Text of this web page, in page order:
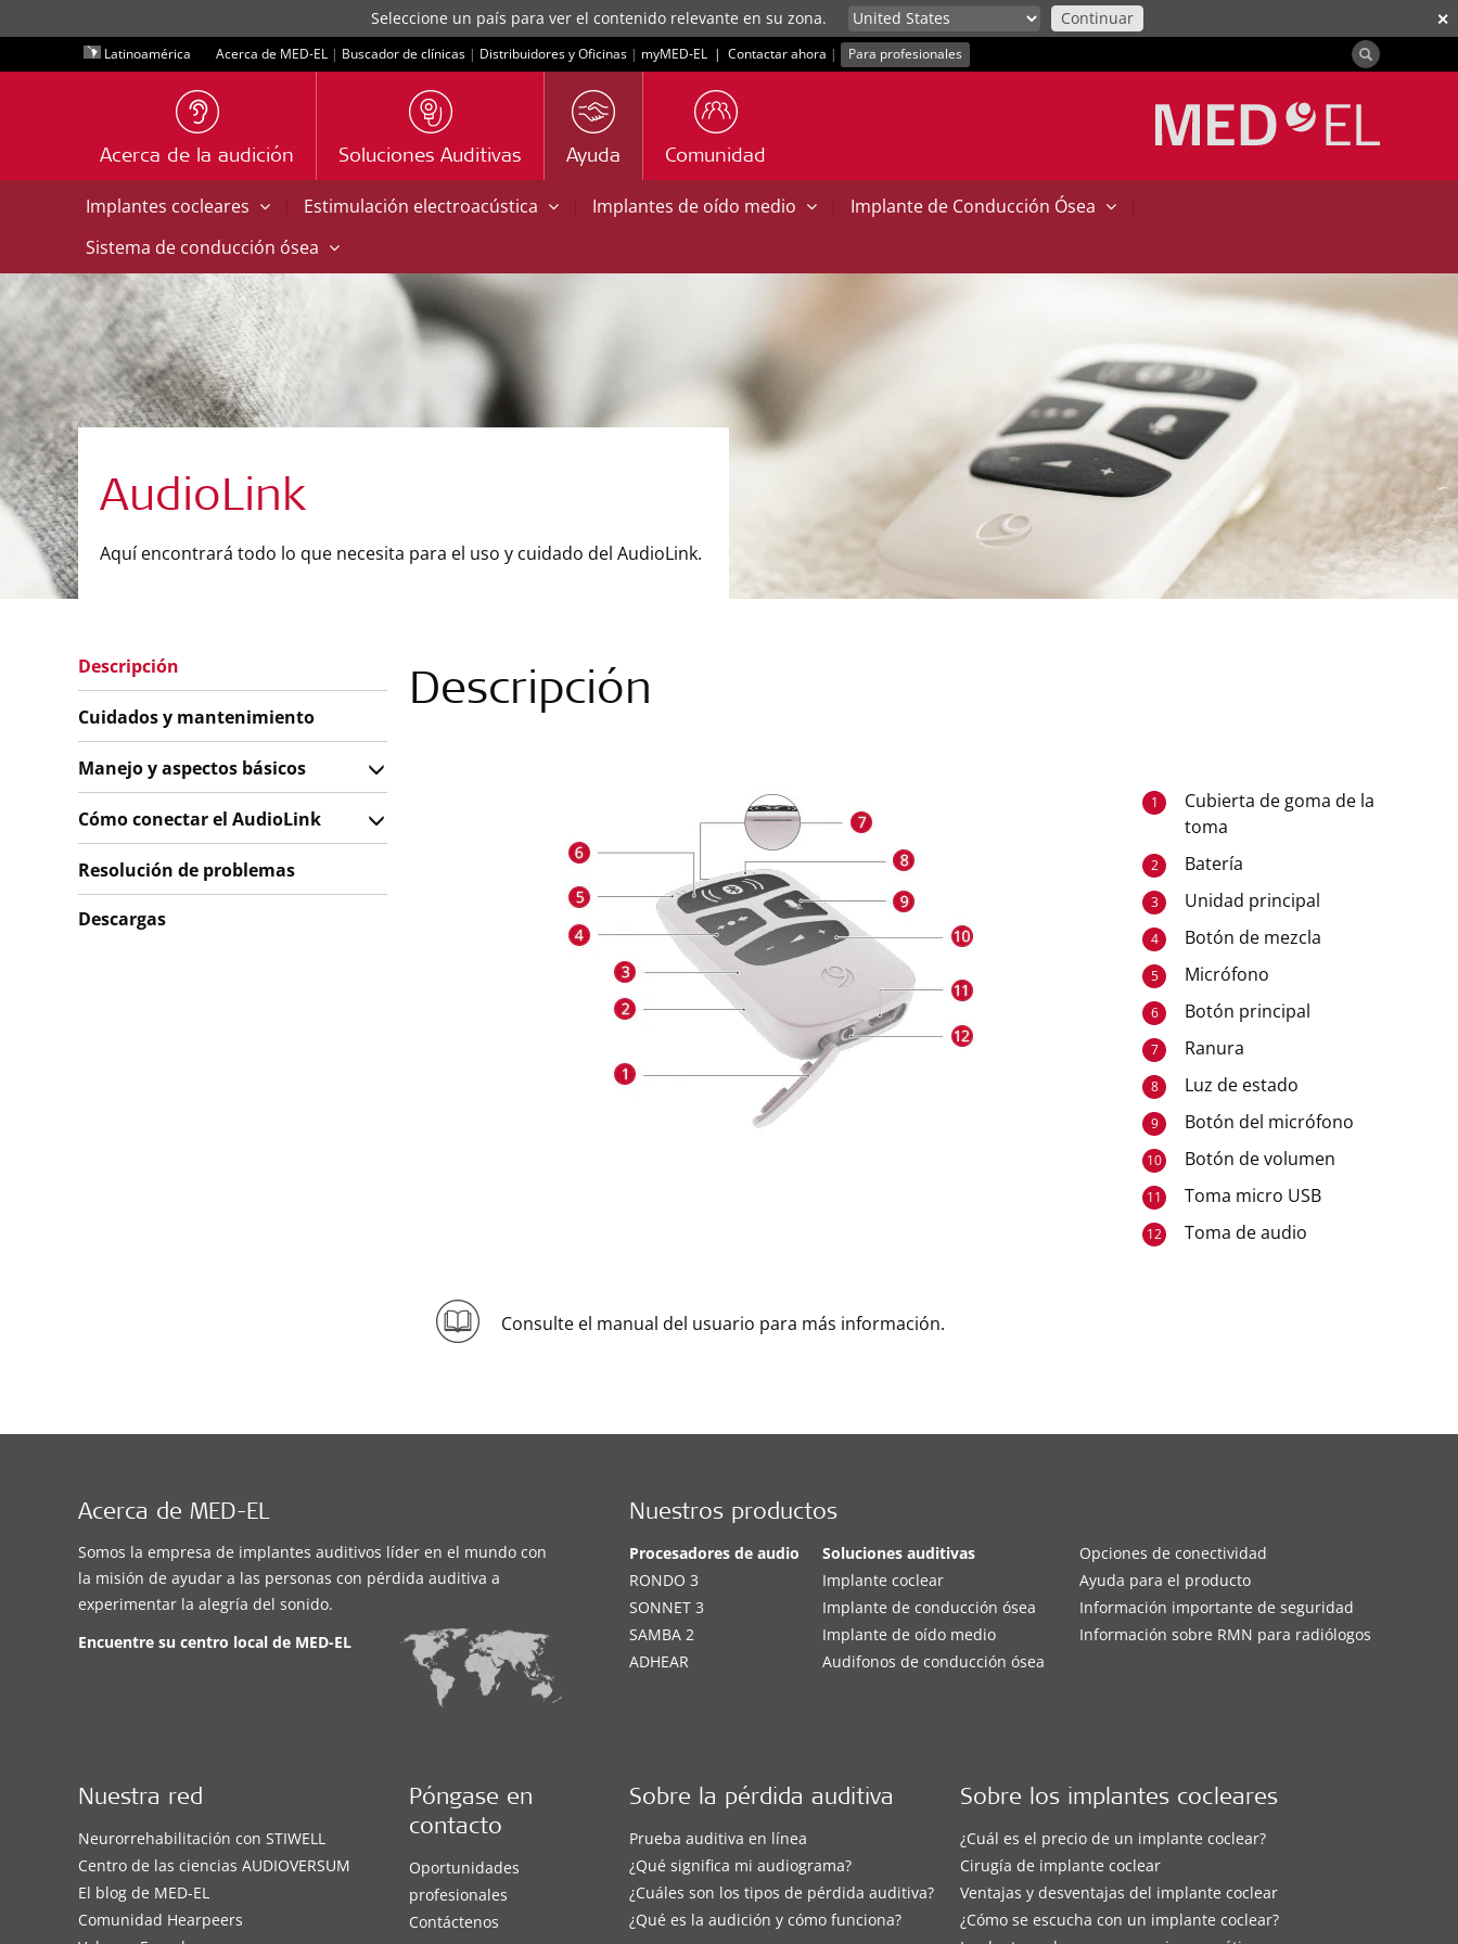
✕
Seleccione un país para ver el contenido relevante en su zona. Continuar
Latinoamérica Acerca de MED-EL | Buscador de clínicas | Distribuidores y Oficinas | myMED‑EL | Contactar ahora | Para profesionales
Acerca de la audición Soluciones Auditivas Ayuda Comunidad
Implantes cocleares | Estimulación electroacústica | Implantes de oído medio | Implante de Conducción Ósea
|
Sistema de conducción ósea
AudioLink
Aquí encontrará todo lo que necesita para el uso y cuidado del AudioLink.
Descripción
1
Cubierta de goma de la
toma
2 Batería
3 Unidad principal
4 Botón de mezcla
5 Micrófono
6 Botón principal
7 Ranura
8 Luz de estado
9 Botón del micrófono
10 Botón de volumen
11 Toma micro USB
12 Toma de audio
Consulte el manual del usuario para más información.
Descripción
Cuidados y mantenimiento
Manejo y aspectos básicos
Cómo conectar el AudioLink
Resolución de problemas
Descargas
Acerca de MED-EL
Somos la empresa de implantes auditivos líder en el mundo con
la misión de ayudar a las personas con pérdida auditiva a
experimentar la alegría del sonido.
Encuentre su centro local de MED-EL
Nuestros productos
Procesadores de audio
RONDO 3
SONNET 3
SAMBA 2
ADHEAR
Soluciones auditivas
Implante coclear
Implante de conducción ósea
Implante de oído medio
Audifonos de conducción ósea
Opciones de conectividad
Ayuda para el producto
Información importante de seguridad
Información sobre RMN para radiólogos
Sobre la pérdida auditiva
Prueba auditiva en línea
¿Qué significa mi audiograma?
¿Cuáles son los tipos de pérdida auditiva?
¿Qué es la audición y cómo funciona?
Sobre los implantes cocleares
¿Cuál es el precio de un implante coclear?
Cirugía de implante coclear
Ventajas y desventajas del implante coclear
¿Cómo se escucha con un implante coclear?
Nuestra red
Neurorrehabilitación con STIWELL
Centro de las ciencias AUDIOVERSUM
El blog de MED-EL
Comunidad Hearpeers
Póngase en
contacto
Oportunidades
profesionales
Contáctenos